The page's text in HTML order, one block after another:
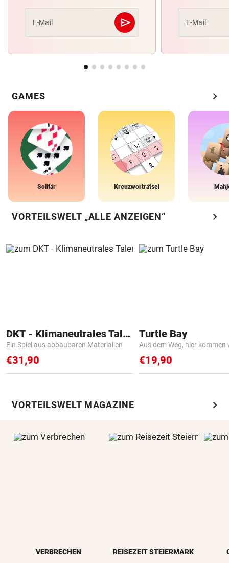
E-Mail send
Abschicken E-Mail
GAMES chevron_right
Solitär Kreuzworträtsel
VORTEILSWELT „ALLE ANZEIGEN“ chevron_right
DKT - Klimaneutrales Talent
Ein Spiel aus abbaubaren Materialien
€31,90
Turtle Bay
Aus dem Weg, hier kommen
€19,90
VORTEILSWELT MAGAZINE chevron_right
VERBRECHEN REISEZEIT STEIERMARK